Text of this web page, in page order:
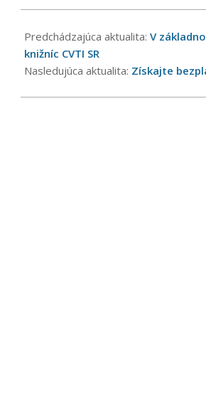
11-
18
Predchádzajúca aktualita: V
knižníc CVTI SR
Nasledujúca aktualita: Získajte